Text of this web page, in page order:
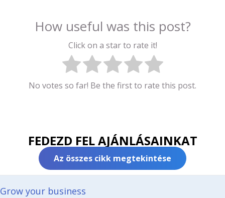
How useful was this post?
Click on a star to rate it!
No votes so far! Be the first to rate this post.
FEDEZD FEL AJÁNLÁSAINKAT
Az összes cikk megtekintése
Grow your business​